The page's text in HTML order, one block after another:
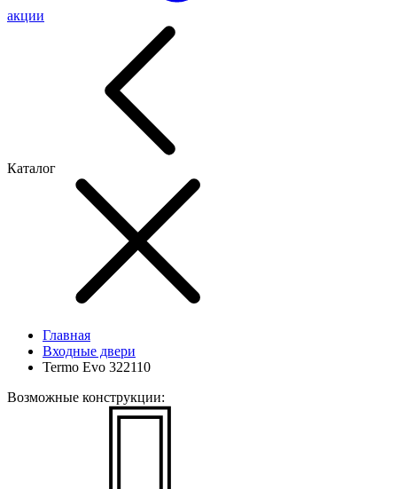
акции
Каталог
Главная
Входные двери
Termo Evo 322110
Возможные конструкции: